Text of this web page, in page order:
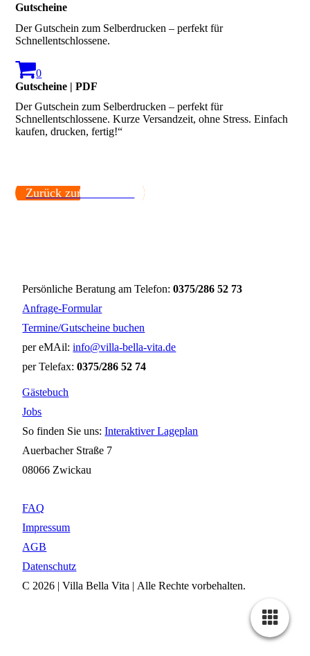
Gutscheine
Der Gutschein zum Selberdrucken – perfekt für
Schnellentschlossene.
0
Gutscheine | PDF
Der Gutschein zum Selberdrucken – perfekt für
Schnellentschlossene. Kurze Versandzeit, ohne Stress. Einfach
kaufen, drucken, fertig!“
Zurück zur Startseite.
Persönliche Beratung am Telefon:0375/286 52 73
Anfrage-Formular
Termine/Gutscheine buchen
per eMAil:info@villa-bella-vita.de
per Telefax:0375/286 52 74
Gästebuch
Jobs
So finden Sie uns:Interaktiver Lageplan
Auerbacher Straße 7
08066 Zwickau
FAQ
Impressum
AGB
Datenschutz
C 2026 | Villa Bella Vita | Alle Rechte vorbehalten.